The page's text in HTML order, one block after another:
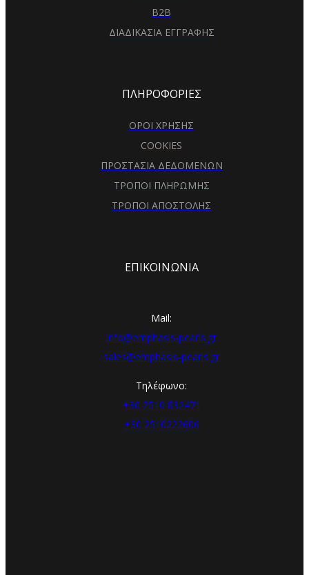
B2B
ΔΙΑΔΙΚΑΣΙΑ ΕΓΓΡΑΦΗΣ
ΠΛΗΡΟΦΟΡΙΕΣ
ΟΡΟΙ ΧΡΗΣΗΣ
COOKIES
ΠΡΟΣΤΑΣΙΑ ΔΕΔΟΜΕΝΩΝ
ΤΡΟΠΟΙ ΠΛΗΡΩΜΗΣ
ΤΡΟΠΟΙ ΑΠΟΣΤΟΛΗΣ
ΕΠΙΚΟΙΝΩΝΙΑ
Mail:
info@emphasis-pearls.gr
sales@emphasis-pearls.gr
Τηλέφωνο:
+30 2510 832471
+30 2510222606